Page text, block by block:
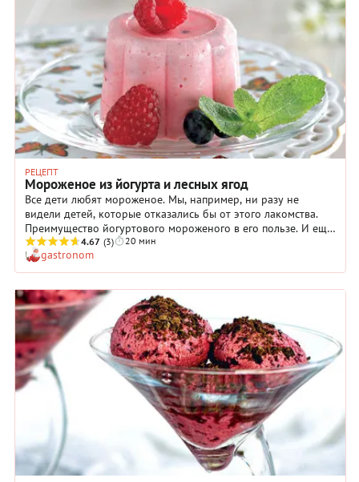
РЕЦЕПТ
Мороженое из йогурта и лесных ягод
Все дети любят мороженое. Мы, например, ни разу не
видели детей, которые отказались бы от этого лакомства.
Преимущество йогуртового мороженого в его пользе. И еще
в том, что оно не такое калорийное, как сливочное. А о
пользе и аромате лесных ягод мы даже и рассуждать не
будем. Вы, кстати, вполне можете заменить чернику с
малиной на землянику с ежевикой или что там у вас растет в
соседнем лесу?
4.67 (3) 20 мин
gastronom